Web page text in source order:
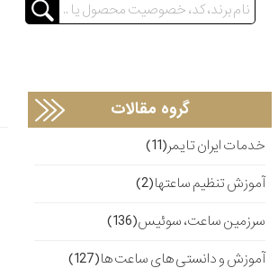
گروه مقالات
خدمات ایران تایمر(11)
آموزش تنظیم ساعتها(2)
سرزمین ساعت، سوئیس(136)
آموزش و دانستی های ساعت ها(127)